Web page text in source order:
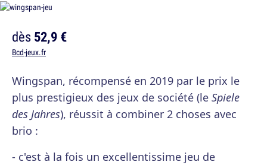
dès52,9 €
Bcd-jeux.fr
Wingspan, récompensé en 2019 par le prix le
plus prestigieux des jeux de société (le Spiele
des Jahres), réussit à combiner 2 choses avec
brio :
- c'est à la fois un excellentissime jeu de